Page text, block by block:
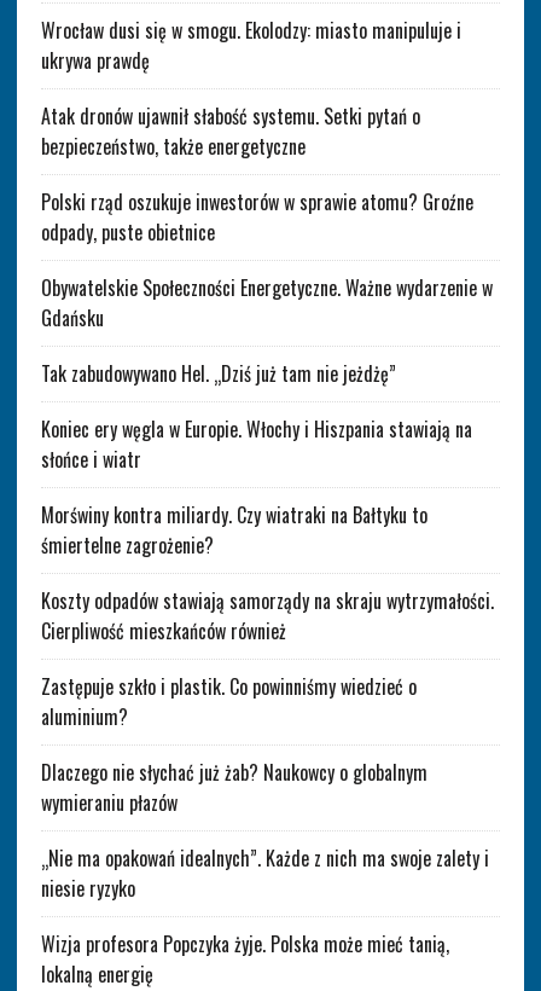
Wrocław dusi się w smogu. Ekolodzy: miasto manipuluje i
ukrywa prawdę
Atak dronów ujawnił słabość systemu. Setki pytań o
bezpieczeństwo, także energetyczne
Polski rząd oszukuje inwestorów w sprawie atomu? Groźne
odpady, puste obietnice
Obywatelskie Społeczności Energetyczne. Ważne wydarzenie w
Gdańsku
Tak zabudowywano Hel. „Dziś już tam nie jeżdżę”
Koniec ery węgla w Europie. Włochy i Hiszpania stawiają na
słońce i wiatr
Morświny kontra miliardy. Czy wiatraki na Bałtyku to
śmiertelne zagrożenie?
Koszty odpadów stawiają samorządy na skraju wytrzymałości.
Cierpliwość mieszkańców również
Zastępuje szkło i plastik. Co powinniśmy wiedzieć o
aluminium?
Dlaczego nie słychać już żab? Naukowcy o globalnym
wymieraniu płazów
„Nie ma opakowań idealnych”. Każde z nich ma swoje zalety i
niesie ryzyko
Wizja profesora Popczyka żyje. Polska może mieć tanią,
lokalną energię